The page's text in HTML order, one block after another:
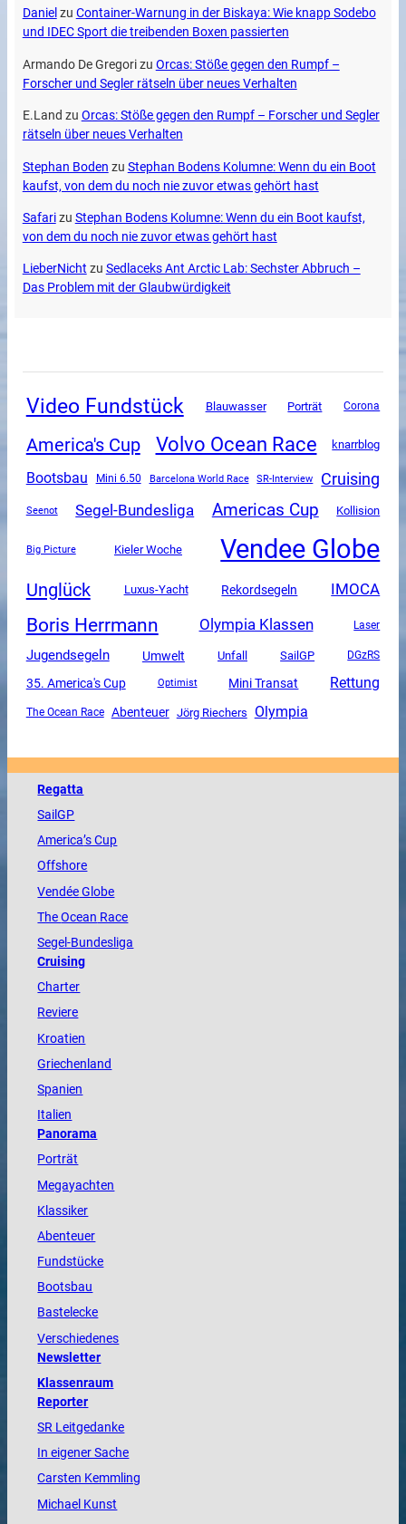
Danielzu Container-Warnung in der Biskaya: Wie knapp Sodebo
und IDEC Sport die treibenden Boxen passierten
Armando De Gregorizu Orcas: Stöße gegen den Rumpf –
Forscher und Segler rätseln über neues Verhalten
E.Land zu Orcas: Stöße gegen den Rumpf – Forscher und Segler
rätseln über neues Verhalten
Stephan Boden zu Stephan Bodens Kolumne: Wenn du ein Boot
kaufst, von dem du noch nie zuvor etwas gehört hast
Safarizu Stephan Bodens Kolumne: Wenn du ein Boot kaufst,
von dem du noch nie zuvor etwas gehört hast
LieberNicht zu Sedlaceks Ant Arctic Lab: Sechster Abbruch –
Das Problem mit der Glaubwürdigkeit
Video Fundstück Blauwasser Porträt Corona
America's Cup Volvo Ocean Race knarrblog
Bootsbau Mini 6.50 Barcelona World Race SR-Interview Cruising
Seenot Segel-Bundesliga Americas Cup Kollision
Big Picture Kieler Woche Vendee Globe
Unglück Luxus-Yacht Rekordsegeln IMOCA
Boris Herrmann Olympia Klassen Laser
Jugendsegeln Umwelt Unfall SailGP DGzRS
35. America's Cup Optimist Mini Transat Rettung
The Ocean Race Abenteuer Jörg Riechers Olympia
Regatta
SailGP
America’s Cup
Offshore
VendéeGlobe
TheOcean Race
Segel-Bundesliga
Cruising
Charter
Reviere
Kroatien
Griechenland
Spanien
Italien
Panorama
Porträt
Megayachten
Klassiker
Abenteuer
Fundstücke
Bootsbau
Bastelecke
Verschiedenes
Newsletter
Klassenraum
Reporter
SR Leitgedanke
In eigener Sache
Carsten Kemmling
Michael Kunst